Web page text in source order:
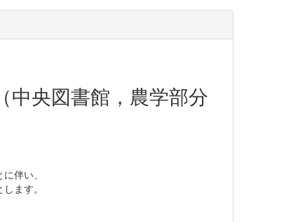
央図書館，農学部分
伴い、
ます。